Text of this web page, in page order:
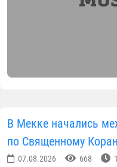
В Мекке начались
по Священному
07.08.2026 668